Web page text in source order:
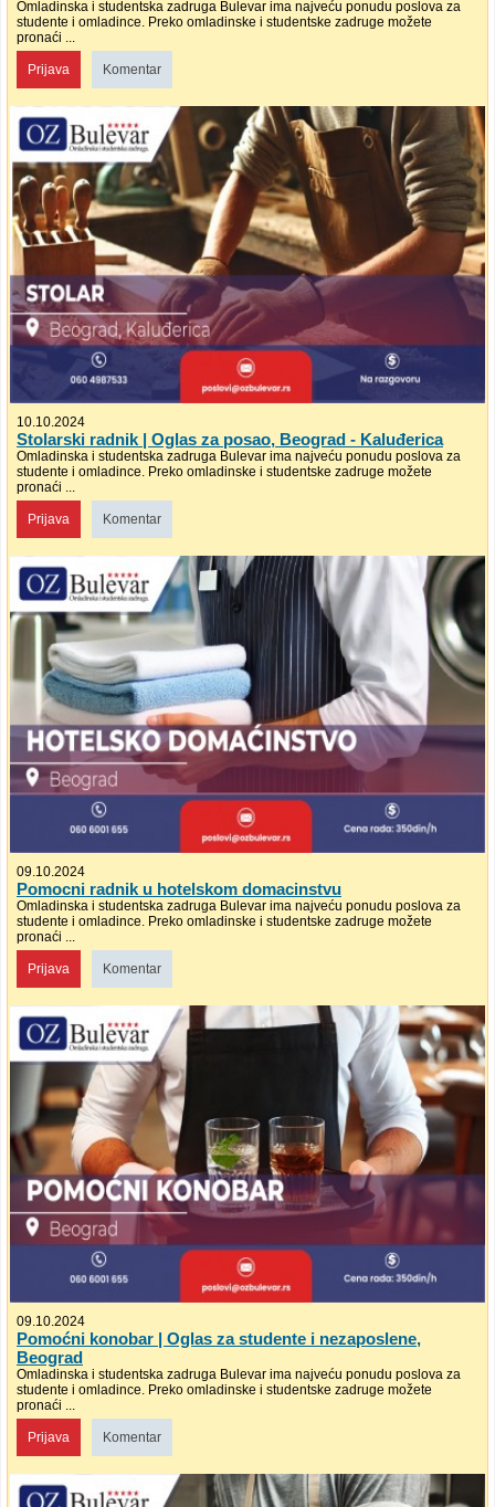
Omladinska i studentska zadruga Bulevar ima najveću ponudu poslova za
studente i omladince. Preko omladinske i studentske zadruge možete
pronaći ...
Prijava Komentar
10.10.2024
Stolarski radnik | Oglas za posao, Beograd - Kaluđerica
Omladinska i studentska zadruga Bulevar ima najveću ponudu poslova za
studente i omladince. Preko omladinske i studentske zadruge možete
pronaći ...
Prijava Komentar
09.10.2024
Pomocni radnik u hotelskom domacinstvu
Omladinska i studentska zadruga Bulevar ima najveću ponudu poslova za
studente i omladince. Preko omladinske i studentske zadruge možete
pronaći ...
Prijava Komentar
09.10.2024
Pomoćni konobar | Oglas za studente i nezaposlene,
Beograd
Omladinska i studentska zadruga Bulevar ima najveću ponudu poslova za
studente i omladince. Preko omladinske i studentske zadruge možete
pronaći ...
Prijava Komentar